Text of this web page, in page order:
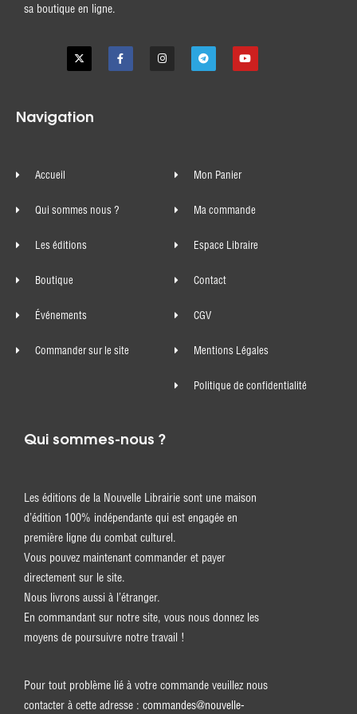
sa boutique en ligne.
Navigation
Accueil
Qui sommes nous ?
Les éditions
Boutique
Événements
Commander sur le site
Mon Panier
Ma commande
Espace Libraire
Contact
CGV
Mentions Légales
Politique de confidentialité
Qui sommes-nous ?
Les éditions de la Nouvelle Librairie sont une maison
d’édition 100% indépendante qui est engagée en
première ligne du combat culturel.
Vous pouvez maintenant commander et payer
directement sur le site.
Nous livrons aussi à l’étranger.
En commandant sur notre site, vous nous donnez les
moyens de poursuivre notre travail !
Pour tout problème lié à votre commande veuillez nous
contacter à cette adresse : commandes@nouvelle-